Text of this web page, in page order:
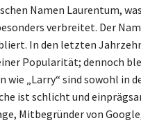
Namen Laurentum,
verbreitet. Der
In den letzten
Popularität; dennoch
„Larry“ sind sowohl in
ist schlicht und
Mitbegründer von